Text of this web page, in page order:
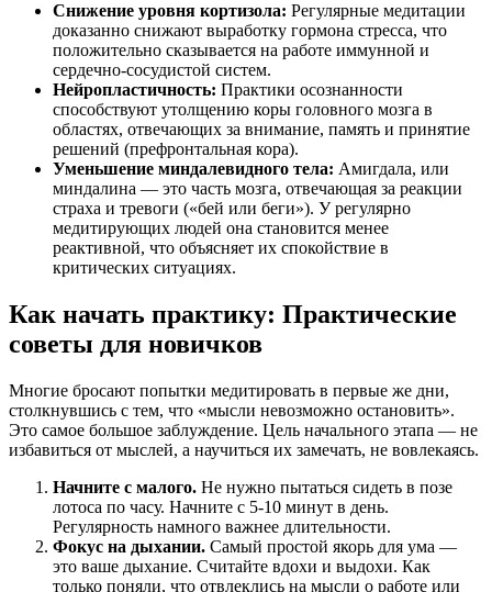
Снижение уровня кортизола: Регулярные медитации
доказанно снижают выработку гормона стресса, что
положительно сказывается на работе иммунной и
сердечно-сосудистой систем.
Нейропластичность: Практики осознанности
способствуют утолщению коры головного мозга в
областях, отвечающих за внимание, память и принятие
решений (префронтальная кора).
Уменьшение миндалевидного тела: Амигдала, или
миндалина — это часть мозга, отвечающая за реакции
страха и тревоги («бей или беги»). У регулярно
медитирующих людей она становится менее
реактивной, что объясняет их спокойствие в
критических ситуациях.
Как начать практику: Практические
советы для новичков
Многие бросают попытки медитировать в первые же дни,
столкнувшись с тем, что «мысли невозможно остановить».
Это самое большое заблуждение. Цель начального этапа — не
избавиться от мыслей, а научиться их замечать, не вовлекаясь.
Начните с малого. Не нужно пытаться сидеть в позе
лотоса по часу. Начните с 5-10 минут в день.
Регулярность намного важнее длительности.
Фокус на дыхании. Самый простой якорь для ума —
это ваше дыхание. Считайте вдохи и выдохи. Как
только поняли, что отвлеклись на мысли о работе или